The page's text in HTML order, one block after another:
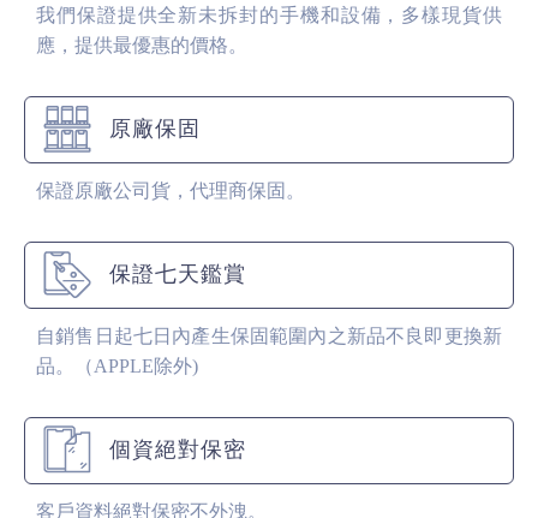
我們保證提供全新未拆封的手機和設備，多樣現貨供
應，提供最優惠的價格。
原廠保固
保證原廠公司貨，代理商保固。
保證七天鑑賞
自銷售日起七日內產生保固範圍內之新品不良即更換新
品。（APPLE除外)
個資絕對保密
客戶資料絕對保密不外洩。